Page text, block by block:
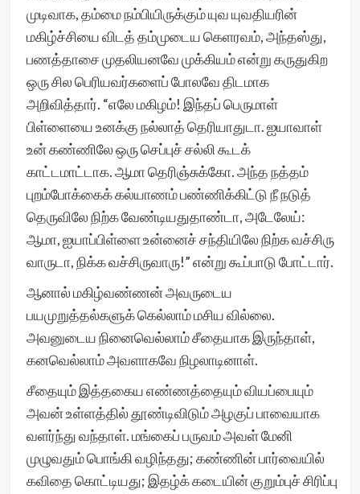
முடிவாக, தம்மை நம்பியிருக்கும் யுவ யுவதியரின்
மகிழ்ச்சியை விடத் தம்முடைய கெளரவம், அந்தஸ்து,
பணத்தாசை முதலியனவே முக்கியம் என்று கருதுகிற
ஒரு சில பெரியவர்களைப் போலவே திடமாக
அறிவித்தார். “எலே மகிழம்! இந்தப் பெருமாள்
பிள்ளையை உனக்கு நல்லாத் தெரியாதுடா. ஐயாவாள்
உன் கண்ணிலே ஒரு செப்புச் சல்லி கூடக்
காட்டமாட்டாக. ஆமா தெரிஞ்சுக்கோ. அந்த நத்தம்
புறம்போக்கைக் கல்யாணம் பண்ணிக்கிட்டு நீ நடுத்
தெருவிலே நிற்க வேண்டியதுதாண்டா, அடேலேய்:
ஆமா, ஐயாப்பிள்ளை உன்னைச் சந்தியிலே நிற்க வச்சிரு
வாருடா, நிக்க வச்சிருவாரு!” என்று கூப்பாடு போட்டார்.
ஆனால் மகிழ்வண்ணன் அவருடைய
பயமுறுத்தல்களுக் கெல்லாம் மசிய வில்லை.
அவனுடைய நினைவெல்லாம் சீதையாக இருந்தாள்,
கனவெல்லாம் அவளாகவே நிழலாடினாள்.
சீதையும் இத்தகைய எண்ணத்தையும் வியப்பையும்
அவன் உள்ளத்தில் தூண்டிவிடும் அழகுப் பாவையாக
வளர்ந்து வந்தாள். மங்கைப் பருவம் அவள் மேனி
முழுவதும் பொங்கி வழிந்தது; கண்ணின் பார்வையில்
கவிதை கொட்டியது; இதழ்க் கடையின் குறும்புச் சிரிப்பு